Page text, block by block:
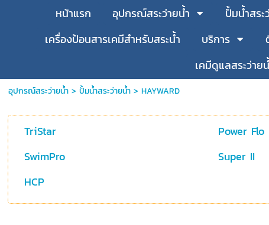
หน้าแรก อุปกรณ์สระว่ายน้ำ ปั้มน้ำสระ
เครื่องป้อนสารเคมีสำหรับสระน้ำ
บริการ
เคมีดูแลสระว่าย
อุปกรณ์สระว่ายน้ำ> ปั้มน้ำสระว่ายน้ำ> HAYWARD
TriStar Power Flo
SwimPro
Super II
HCP